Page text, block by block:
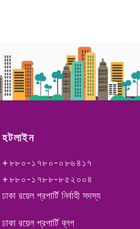
হটলাইন
+৮৮০-১৭৮০-০৮৬৪১৭
+৮৮০-১৭৮৮-৮৫২০০৪
ঢাকা রয়েল প্রপার্টি নির্বাহী সদস্য
ঢাকা রয়েল প্রপার্টি ব্লগ